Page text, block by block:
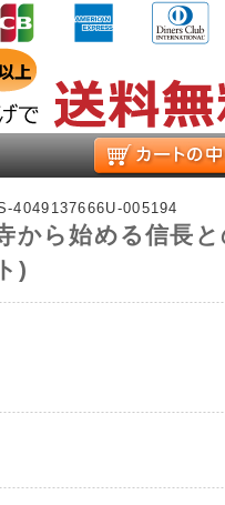
お買い物か
4049137666U-005194
から始める信長と
)